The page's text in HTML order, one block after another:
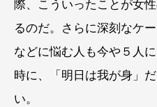
際、こういったことが女
るのだ。さらに深刻なケ
などに悩む人も今や５人
時に、「明日は我が身」
い。